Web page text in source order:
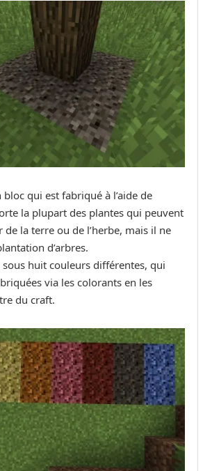
qui est fabriqué à l’aide de
la plupart des plantes qui peuvent
de la terre ou de l’herbe, mais il ne
d’arbres.
sous huit couleurs différentes, qui
via les colorants en les
du craft.